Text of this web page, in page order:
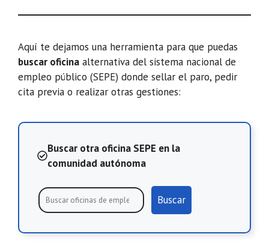
Aquí te dejamos una herramienta para que puedas
buscar oficina alternativa del sistema nacional de
empleo público (SEPE) donde sellar el paro, pedir
cita previa o realizar otras gestiones:
Buscar otra oficina SEPE en la
comunidad autónoma
Buscar